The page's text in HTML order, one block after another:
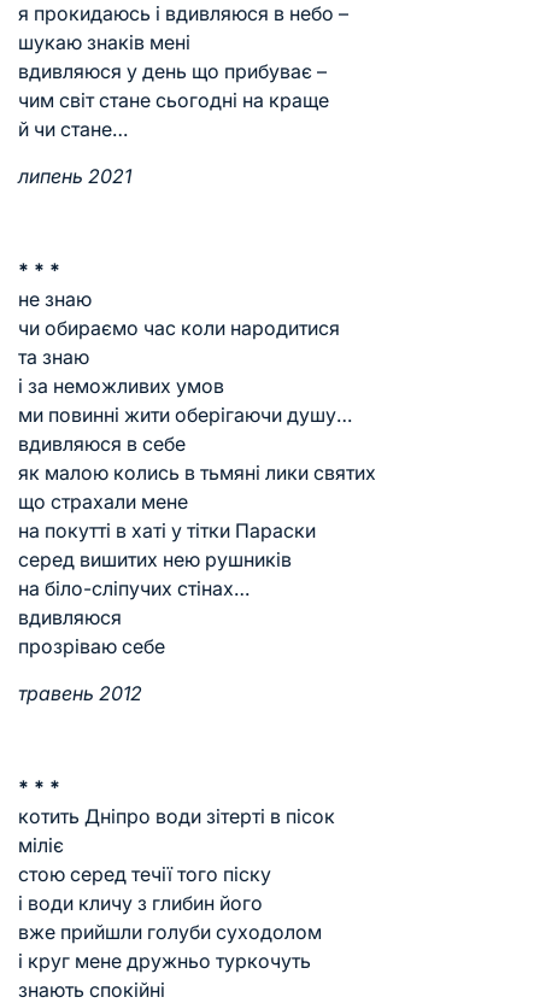
я прокидаюсь і вдивляюся в небо –
шукаю знаків мені
вдивляюся у день що прибуває –
чим світ стане сьогодні на краще
й чи стане…
липень 2021
* * *
не знаю
чи обираємо час коли народитися
та знаю
і за неможливих умов
ми повинні жити оберігаючи душу…
вдивляюся в себе
як малою колись в тьмяні лики святих
що страхали мене
на покутті в хаті у тітки Параски
серед вишитих нею рушників
на біло-сліпучих стінах…
вдивляюся
прозріваю себе
травень 2012
* * *
котить Дніпро води зітерті в пісок
міліє
стою серед течії того піску
і води кличу з глибин його
вже прийшли голуби суходолом
і круг мене дружньо туркочуть
знають спокійні